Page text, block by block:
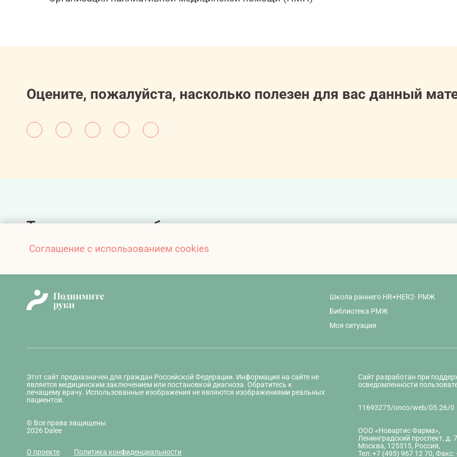
Оцените, пожалуйста, насколько полезен для вас данный
Также вам может быть интересно:
Школа раннего HR+HER2- РМЖ
Библиотека РМЖ
Моя ситуация
Этот сайт предназначен для граждан Российской Федерации. Информация на сайте не
является медицинским заключением или постановкой диагноза. Обратитесь к
лечащему врачу. Использованные изображения не являются изображениями реальных
пациентов.
© Все права защищены
2026 Dalee
О проекте Политика конфиденциальности
Сайт разработан при
осведомленности
11693275/onco/web/05.26/0
ООО «Новартис Фарма»,
Ленинградский проспект, д.
Москва, 125315, Россия,
Тел: +7 (495) 967 12 70, Факс:
Соглашение с использованием cookies